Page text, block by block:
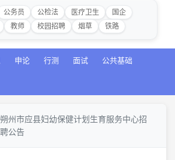
公务员 公检法 医疗卫生
国企
教师 校园招聘 烟草 铁路
申论 行测 面试 公共基础
朔州市应县妇幼保健计划生育服务中心招
聘公告